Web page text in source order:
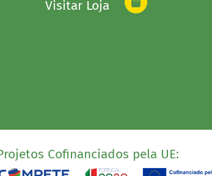
Visitar Loja
Cofinanciados pela UE: